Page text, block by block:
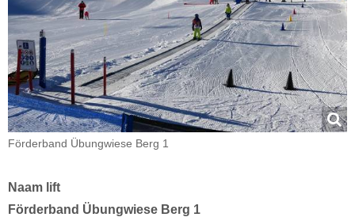
Förderband Übungwiese Berg 1
Naam lift
Förderband Übungwiese Berg 1